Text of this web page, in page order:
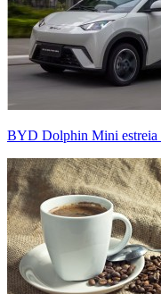
BYD Dolphin Mini estreia